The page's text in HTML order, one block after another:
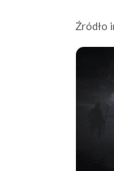
Źródło